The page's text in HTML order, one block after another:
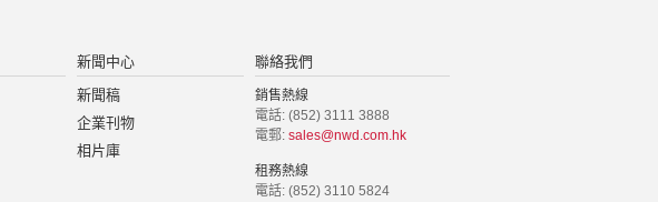
新聞中心
新聞稿
企業刊物
相片庫
聯絡我們
銷售熱線
電話: (852) 3111 3888
電郵: sales@nwd.com.hk
租務熱線
電話: (852) 3110 5824